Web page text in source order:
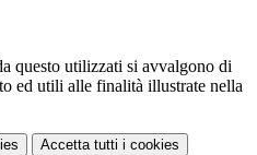
questo utilizzati si avvalgono di
ed utili alle finalità illustrate nella
Accetta tutti i cookies